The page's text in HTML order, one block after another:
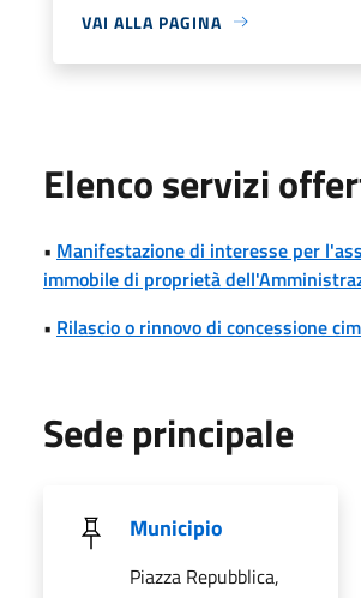
VAI ALLA PAGINA
Elenco servizi
• Manifestazione di interesse per
immobile di proprietà
• Rilascio o rinnovo di concessione
Sede principale
Municipio
Piazza Repubblica,